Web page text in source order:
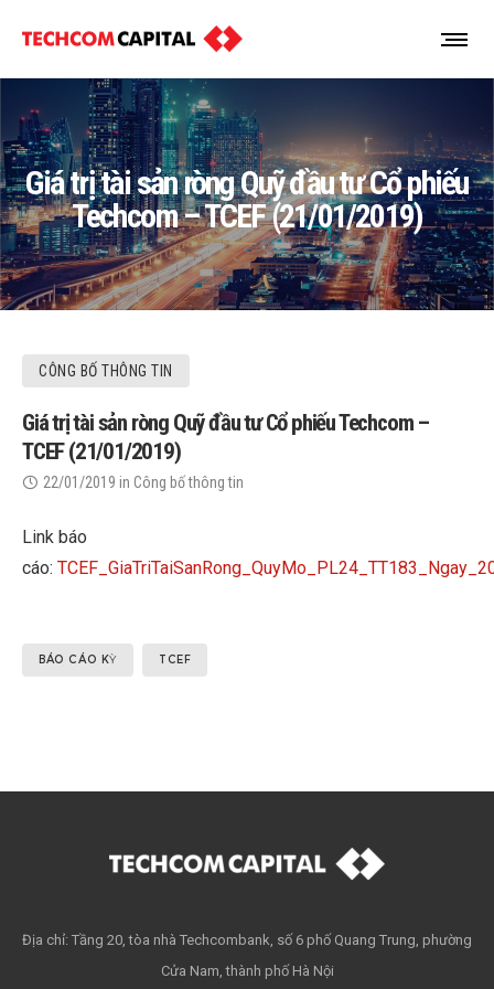
Giá trị tài sản ròng Quỹ đầu tư Cổ phiếu
Techcom – TCEF (21/01/2019)
CÔNG BỐ THÔNG TIN
Giá trị tài sản ròng Quỹ đầu tư Cổ phiếu Techcom –
TCEF (21/01/2019)
22/01/2019 in Công bố thông tin
Link báo
cáo:
BÁO CÁO KỲ TCEF
Địa chỉ: Tầng 20, tòa nhà Techcombank, số 6 phố Quang Trung, phường
Cửa Nam, thành phố Hà Nội